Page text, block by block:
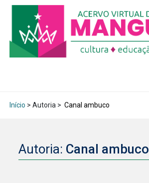
Início > Autoria > Canal ambuco
Autoria: Canal ambuco